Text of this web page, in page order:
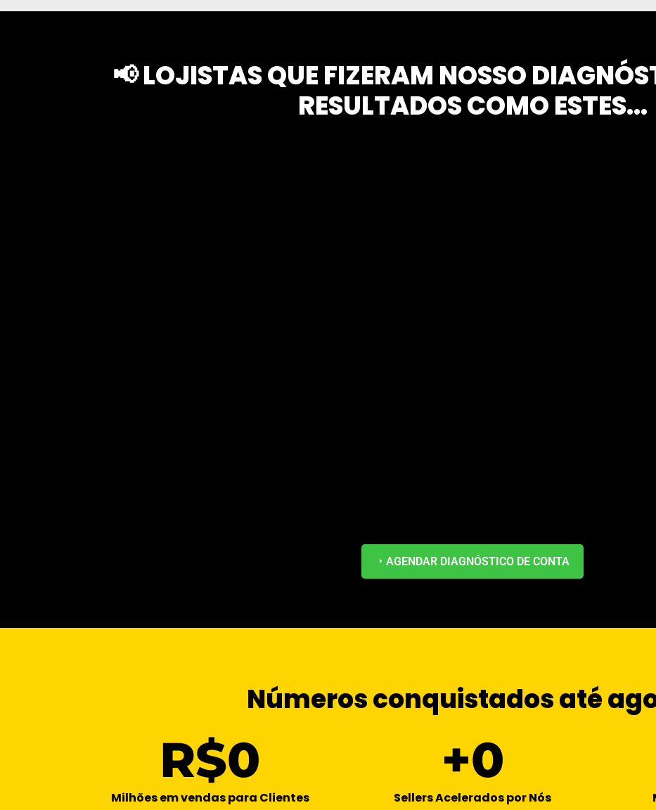
📢 LOJISTAS QUE FIZERAM NOSSO
RESULTADOS COMO ESTES...
AGENDAR DIAGNÓSTICO DE CONTA
Números conquistados até
Milhões em vendas para Clientes
R$0
Sellers Acelerados por Nós
+0